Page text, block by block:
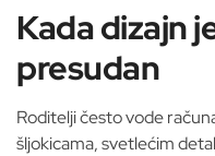
Kada dizajn
presudan
Roditelji često vode
šljokicama, svetlećim